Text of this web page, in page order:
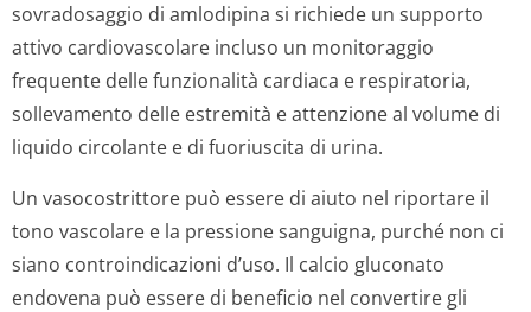
sovradosaggio di amlodipina si richiede un supporto
attivo cardiovascolare incluso un monitoraggio
frequente delle funzionalità cardiaca e respiratoria,
sollevamento delle estremità e attenzione al volume di
liquido circolante e di fuoriuscita di urina.
Un vasocostrittore può essere di aiuto nel riportare il
tono vascolare e la pressione sanguigna, purché non ci
siano controindicazioni d’uso. Il calcio gluconato
endovena può essere di beneficio nel convertire gli